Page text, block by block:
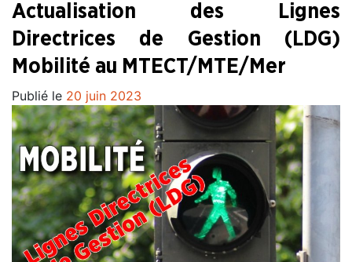
Actualisation des Lignes
Directrices de Gestion (LDG)
Mobilité au MTECT/MTE/Mer
Publié le 20 juin 2023